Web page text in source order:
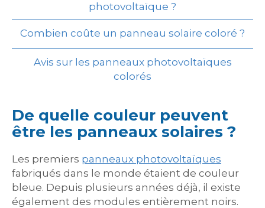
photovoltaïque ?
Combien coûte un panneau solaire coloré ?
Avis sur les panneaux photovoltaïques
colorés
De quelle couleur peuvent
être les panneaux solaires ?
Les premiers panneaux photovoltaïques
fabriqués dans le monde étaient de couleur
bleue. Depuis plusieurs années déjà, il existe
également des modules entièrement noirs.